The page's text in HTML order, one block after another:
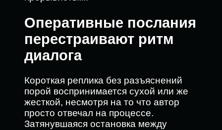
Оперативные послания
перестраивают ритм
диалога
Короткая реплика без разъяснений
порой воспринимается сухой или же
жесткой, несмотря на то что автор
просто отвечал на процессе.
Затянувшаяся остановка между